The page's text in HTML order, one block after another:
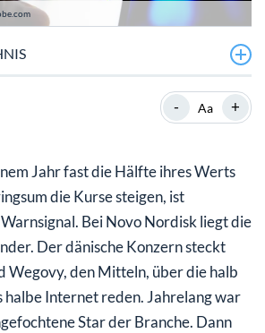
Geschichten
Wettbewerb
- Aa +
Jahr fast die Hälfte ihres Werts
die Kurse steigen, ist
Bei Novo Nordisk liegt die
Der dänische Konzern steckt
Wegovy, den Mitteln, über die halb
halbe Internet reden. Jahrelang war
Star der Branche. Dann